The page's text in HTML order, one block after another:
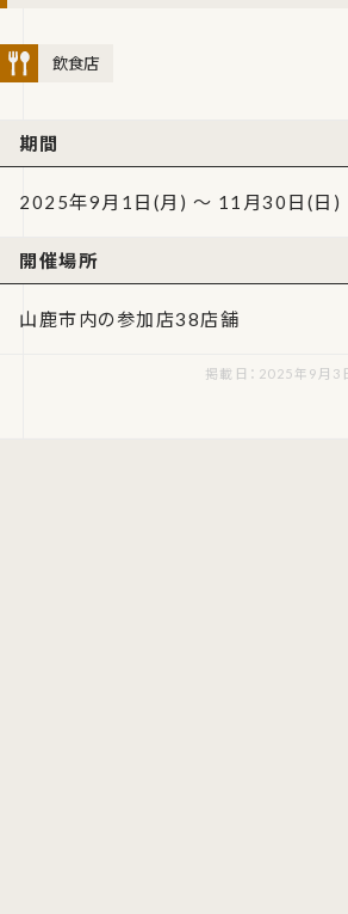
飲食店
期間
2025年9月1日(月) ～ 11月30日(日)
開催場所
山鹿市内の参加店38店舗
掲載日：2025年9月3